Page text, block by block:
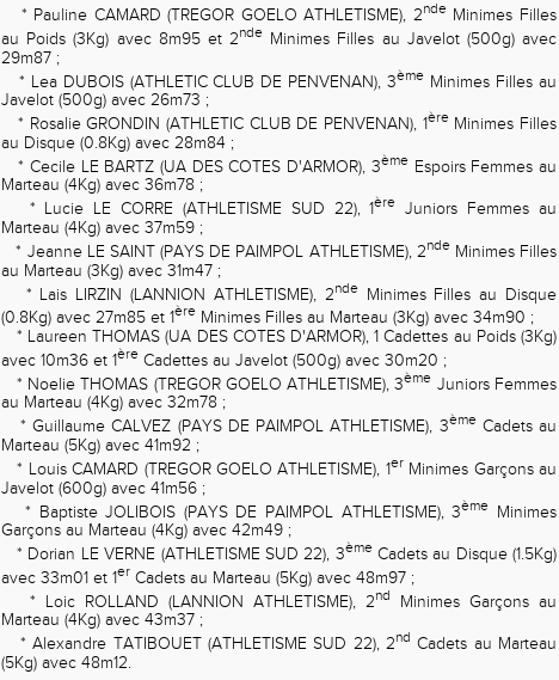
* Pauline CAMARD (TREGOR GOELO ATHLETISME), 2ndeMinimes Filles
au Poids (3Kg) avec 8m95 et 2nde Minimes Filles au Javelot (500g) avec
29m87 ;
* Lea DUBOIS (ATHLETIC CLUB DE PENVENAN), 3ème Minimes Filles au
Javelot (500g) avec 26m73 ;
* Rosalie GRONDIN (ATHLETIC CLUB DE PENVENAN), 1èreMinimes Filles
au Disque (0.8Kg) avec 28m84 ;
* Cecile LE BARTZ (UA DES COTES D'ARMOR), 3èmeEspoirs Femmes au
Marteau (4Kg) avec 36m78 ;
* Lucie LE CORRE (ATHLETISME SUD 22), 1ère
Juniors Femmes au
Marteau (4Kg) avec 37m59 ;
* Jeanne LE SAINT (PAYS DE PAIMPOL ATHLETISME), 2ndeMinimes Filles
au Marteau (3Kg) avec 31m47 ;
* Lais LIRZIN (LANNION ATHLETISME), 2ndeMinimes Filles au Disque
(0.8Kg) avec 27m85 et 1ère Minimes Filles au Marteau (3Kg) avec 34m90 ;
* Laureen THOMAS (UA DES COTES D'ARMOR), 1 Cadettes au Poids (3Kg)
avec 10m36 et 1ère Cadettes au Javelot (500g) avec 30m20 ;
* Noelie THOMAS (TREGOR GOELO ATHLETISME), 3ème Juniors Femmes
au Marteau (4Kg) avec 32m78 ;
* Guillaume CALVEZ (PAYS DE PAIMPOL ATHLETISME), 3èmeCadets au
Marteau (5Kg) avec 41m92 ;
* Louis CAMARD (TREGOR GOELO ATHLETISME), 1er Minimes Garçons au
Javelot (600g) avec 41m56 ;
* Baptiste JOLIBOIS (PAYS DE PAIMPOL ATHLETISME), 3ème
Minimes
Garçons au Marteau (4Kg) avec 42m49 ;
* Dorian LE VERNE (ATHLETISME SUD 22), 3èmeCadets au Disque (1.5Kg)
avec 33m01 et 1er Cadets au Marteau (5Kg) avec 48m97 ;
* Loic ROLLAND (LANNION ATHLETISME), 2nd
Minimes Garçons au
Marteau (4Kg) avec 43m37 ;
* Alexandre TATIBOUET (ATHLETISME SUD 22), 2nd Cadets au Marteau
(5Kg) avec 48m12.